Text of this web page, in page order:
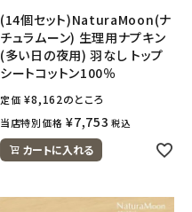
(14個セット)NaturaMoon(ナ
チュラムーン) 生理用ナプキン
(多い日の夜用) 羽なし トップ
シートコットン100％
定価 ¥8,162のところ
当店特別価格 ¥7,753 税込
カートに入れる